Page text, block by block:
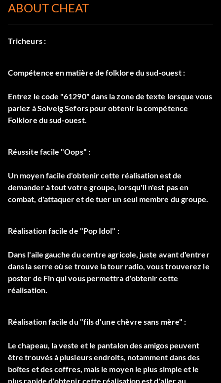
ABOUT CHEAT
Tricheurs :
Compétence en matière de folklore du sud-ouest :
Entrez le code "61290" dans la zone de texte lorsque vous
parlez à Solveig Sefors pour obtenir la compétence
Folklore du sud-ouest.
Réussite facile "Oops" :
Un moyen facile d'obtenir cette réalisation est de
demander à tout votre groupe, lorsqu'il n'est pas en
combat, d'attaquer et de tuer un seul membre du groupe.
Réalisation facile de "Pop Idol" :
Dans l'aile gauche du centre agricole, juste avant d'entrer
dans la serre où se trouve la tour radio, vous trouverez le
poster de Fin qui vous permettra d'obtenir cette
réalisation.
Réalisation facile du "fils d'une chèvre sans mère" :
Le chapeau, la veste et le pantalon des amigos peuvent
être trouvés à plusieurs endroits, notamment dans des
boîtes et des coffres, mais le moyen le plus simple et le
plus rapide d'obtenir cette réalisation est d'aller au